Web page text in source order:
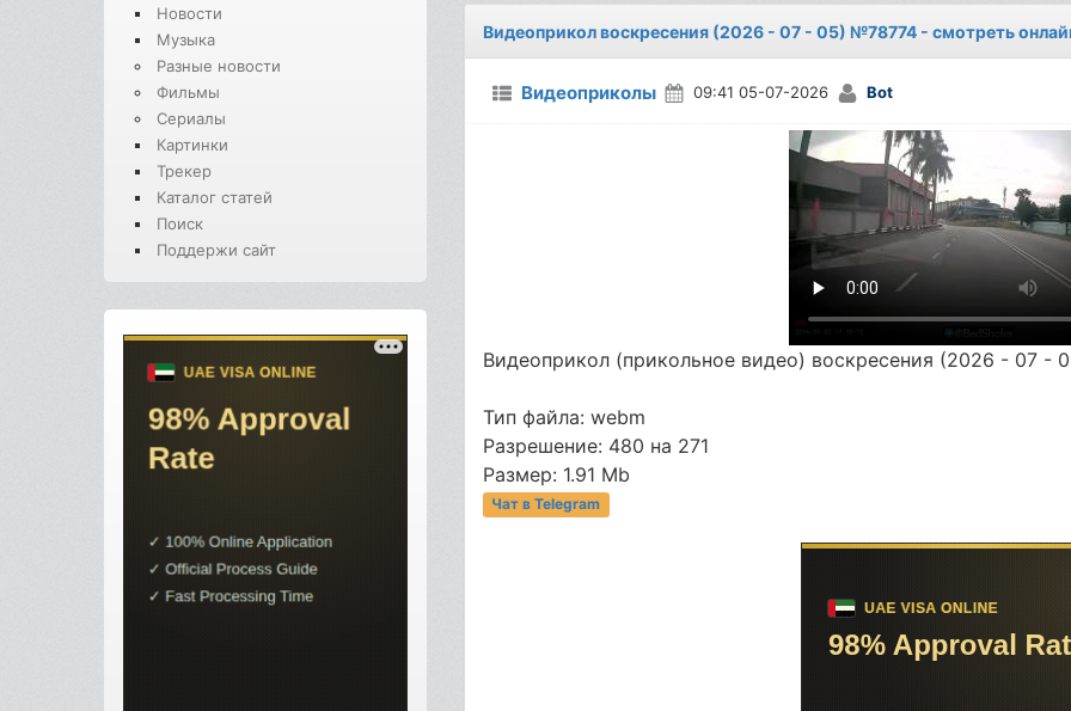
Новости
Музыка
Разные новости
Фильмы
Сериалы
Картинки
Трекер
Каталог статей
Поиск
Поддержи сайт
Видеоприкол воскресения (2026 - 07 - 05) №78774 - смотреть
Видеоприколы 09:41 05-07-2026 Bot
Видеоприкол (прикольное видео) воскресения (2026 - 07 -
Тип файла: webm
Разрешение: 480 на 271
Размер: 1.91 Mb
Чат в Telegram